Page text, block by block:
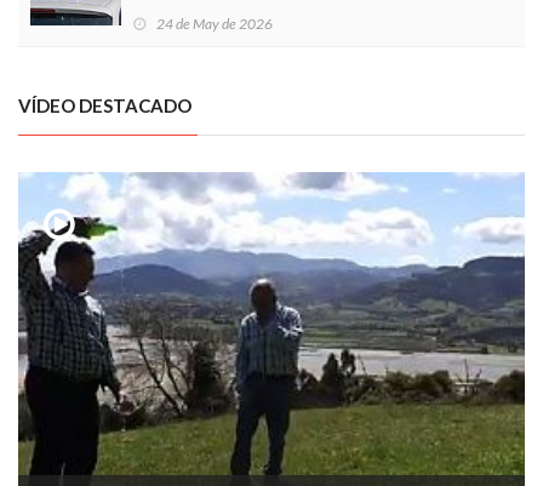
24 de May de 2026
VÍDEO DESTACADO